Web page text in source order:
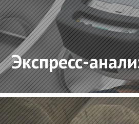
Экспресс-